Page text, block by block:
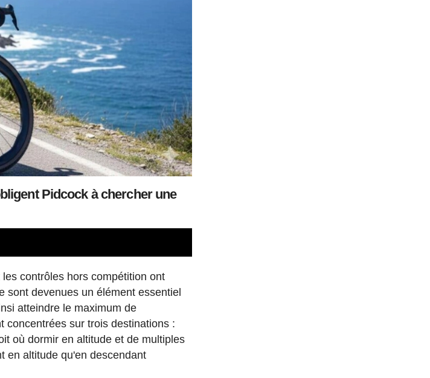
Pidcock à chercher une
contrôles hors compétition ont
sont devenues un élément essentiel
atteindre le maximum de
concentrées sur trois destinations :
où dormir en altitude et de multiples
en altitude qu'en descendant